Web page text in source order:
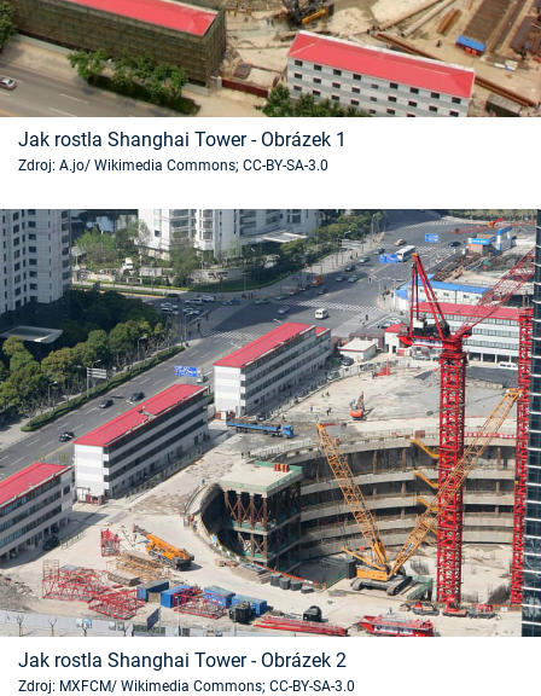
Časopis
Sledujte prima+
Přihlášení
Sledujte nás
Jak rostla Shanghai Tower - Obrázek 1
Zdroj: A.jo/ Wikimedia Commons; CC-BY-SA-3.0
Jak rostla Shanghai Tower - Obrázek 2
Zdroj: MXFCM/ Wikimedia Commons; CC-BY-SA-3.0